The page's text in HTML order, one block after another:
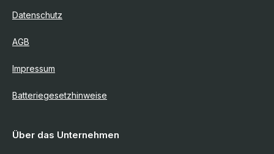
Datenschutz
AGB
Impressum
Batteriegesetzhinweise
Über das Unternehmen